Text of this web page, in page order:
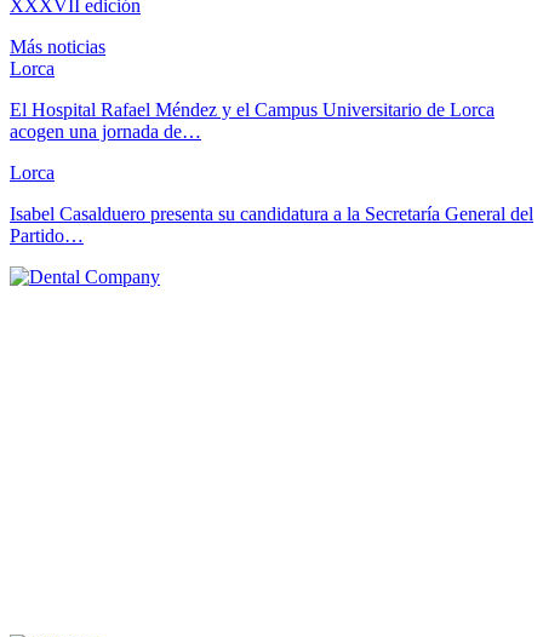
XXXVII edición
Más noticias
Lorca
El Hospital Rafael Méndez y el Campus Universitario de Lorca
acogen una jornada de…
Lorca
Isabel Casalduero presenta su candidatura a la Secretaría General del
Partido…